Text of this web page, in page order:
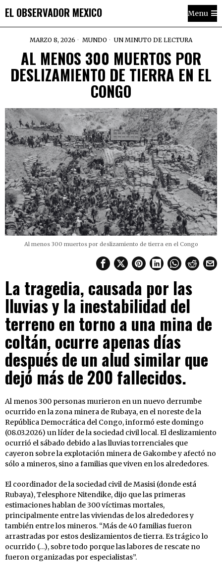
EL OBSERVADOR MEXICO Menu
MARZO 8, 2026 MUNDO UN MINUTO DE LECTURA
AL MENOS 300 MUERTOS POR
DESLIZAMIENTO DE TIERRA EN EL
CONGO
Al menos 300 muertos por deslizamiento de tierra en el Congo
La tragedia, causada por las
lluvias y la inestabilidad del
terreno en torno a una mina de
coltán, ocurre apenas días
después de un alud similar que
dejó más de 200 fallecidos.
Al menos 300 personas murieron en un nuevo derrumbe
ocurrido en la zona minera de Rubaya, en el noreste de la
República Democrática del Congo, informó este domingo
(08.03.2026) un líder de la sociedad civil local. El deslizamiento
ocurrió el sábado debido a las lluvias torrenciales que
cayeron sobre la explotación minera de Gakombe y afectó no
sólo a mineros, sino a familias que viven en los alrededores.
El coordinador de la sociedad civil de Masisi (donde está
Rubaya), Telesphore Nitendike, dijo que las primeras
estimaciones hablan de 300 víctimas mortales,
principalmente entre las viviendas de los alrededores y
también entre los mineros. “Más de 40 familias fueron
arrastradas por estos deslizamientos de tierra. Es trágico lo
ocurrido (…), sobre todo porque las labores de rescate no
fueron organizadas por especialistas”.